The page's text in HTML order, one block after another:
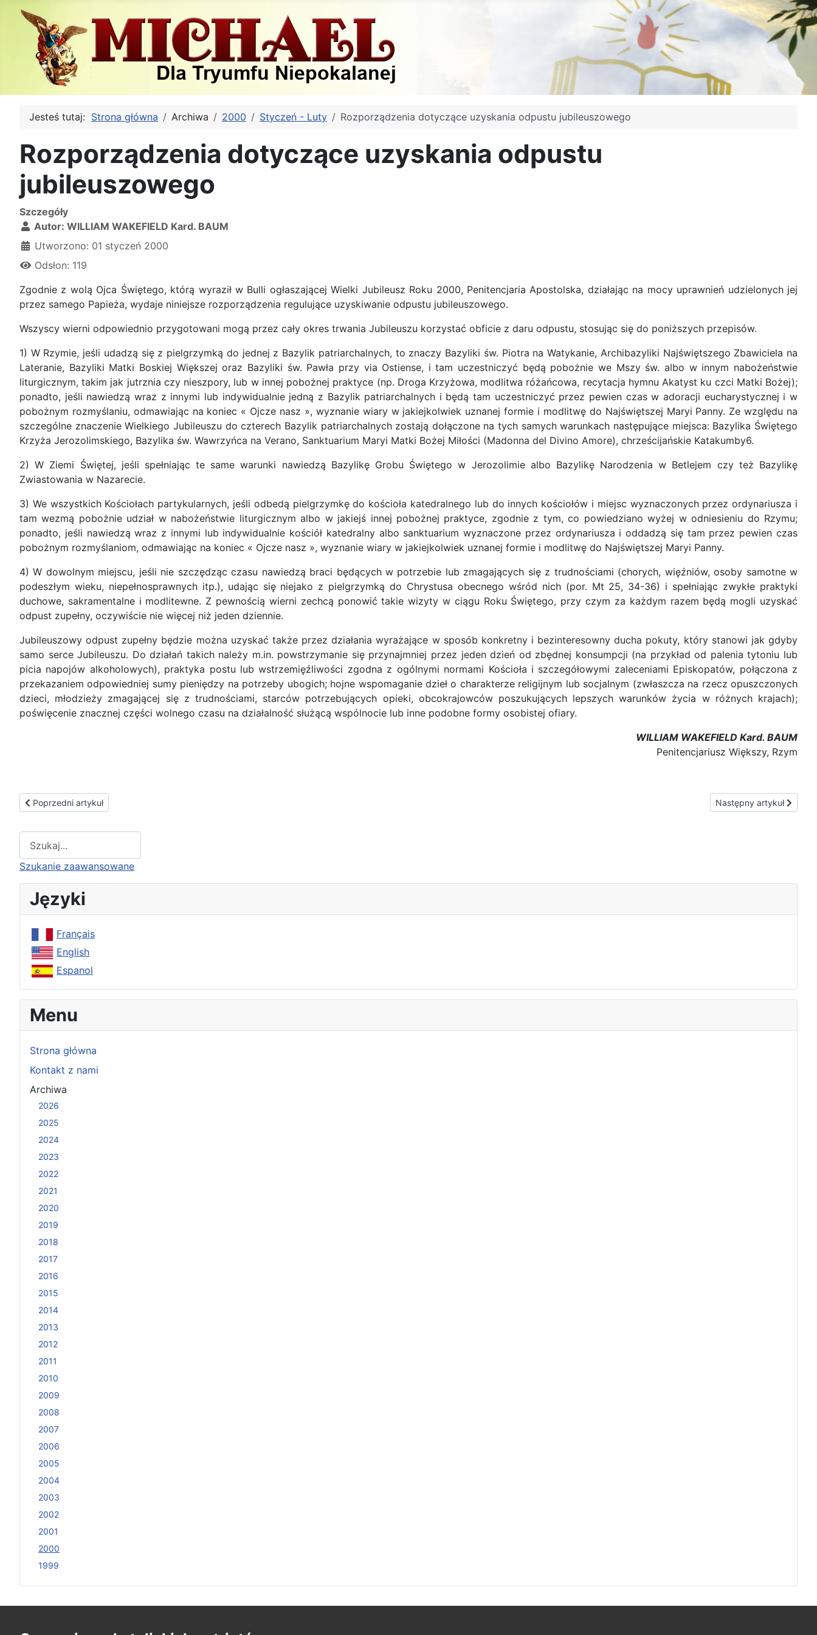
Jesteś tutaj: Strona główna Archiwa 2000 Styczeń - Luty Rozporządzenia dotyczące uzyskania odpustu jubileuszowego
Rozporządzenia dotyczące uzyskania odpustu
jubileuszowego
Szczegóły
Autor: WILLIAM WAKEFIELD Kard. BAUM
Utworzono: 01 styczeń 2000
Odsłon: 119
Zgodnie z wolą Ojca Świętego, którą wyraził w Bulli ogłaszającej Wielki Jubileusz Roku 2000, Penitencjaria Apostolska, działając na mocy uprawnień udzielonych jej
przez samego Papieża, wydaje niniejsze rozporządzenia regulujące uzyskiwanie odpustu jubileuszowego.
Wszyscy wierni odpowiednio przygotowani mogą przez cały okres trwania Jubileuszu korzystać obficie z daru odpustu, stosując się do poniższych przepisów.
1) W Rzymie, jeśli udadzą się z pielgrzymką do jednej z Bazylik patriarchalnych, to znaczy Bazyliki św. Piotra na Watykanie, Archibazyliki Najświętszego Zbawiciela na
Lateranie, Bazyliki Matki Boskiej Większej oraz Bazyliki św. Pawła przy via Ostiense, i tam uczestniczyć będą pobożnie we Mszy św. albo w innym nabożeństwie
liturgicznym, takim jak jutrznia czy nieszpory, lub w innej pobożnej praktyce (np. Droga Krzyżowa, modlitwa różańcowa, recytacja hymnu Akatyst ku czci Matki Bożej);
ponadto, jeśli nawiedzą wraz z innymi lub indywidualnie jedną z Bazylik patriarchalnych i będą tam uczestniczyć przez pewien czas w adoracji eucharystycznej i w
pobożnym rozmyślaniu, odmawiając na koniec « Ojcze nasz », wyznanie wiary w jakiejkolwiek uznanej formie i modlitwę do Najświętszej Maryi Panny. Ze względu na
szczególne znaczenie Wielkiego Jubileuszu do czterech Bazylik patriarchalnych zostają dołączone na tych samych warunkach następujące miejsca: Bazylika Świętego
Krzyża Jerozolimskiego, Bazylika św. Wawrzyńca na Verano, Sanktuarium Maryi Matki Bożej Miłości (Madonna del Divino Amore), chrześcijańskie Katakumby6.
2) W Ziemi Świętej, jeśli spełniając te same warunki nawiedzą Bazylikę Grobu Świętego w Jerozolimie albo Bazylikę Narodzenia w Betlejem czy też Bazylikę
Zwiastowania w Nazarecie.
3) We wszystkich Kościołach partykularnych, jeśli odbedą pielgrzymkę do kościoła katedralnego lub do innych kościołów i miejsc wyznaczonych przez ordynariusza i
tam wezmą pobożnie udział w nabożeństwie liturgicznym albo w jakiejś innej pobożnej praktyce, zgodnie z tym, co powiedziano wyżej w odniesieniu do Rzymu;
ponadto, jeśli nawiedzą wraz z innymi lub indywidualnie kościół katedralny albo sanktuarium wyznaczone przez ordynariusza i oddadzą się tam przez pewien czas
pobożnym rozmyślaniom, odmawiając na koniec « Ojcze nasz », wyznanie wiary w jakiejkolwiek uznanej formie i modlitwę do Najświętszej Maryi Panny.
4) W dowolnym miejscu, jeśli nie szczędząc czasu nawiedzą braci będących w potrzebie lub zmagających się z trudnościami (chorych, więźniów, osoby samotne w
podeszłym wieku, niepełnosprawnych itp.), udając się niejako z pielgrzymką do Chrystusa obecnego wśród nich (por. Mt 25, 34-36) i spełniając zwykłe praktyki
duchowe, sakramentalne i modlitewne. Z pewnością wierni zechcą ponowić takie wizyty w ciągu Roku Świętego, przy czym za każdym razem będą mogli uzyskać
odpust zupełny, oczywiście nie więcej niż jeden dziennie.
Jubileuszowy odpust zupełny będzie można uzyskać także przez działania wyrażające w sposób konkretny i bezinteresowny ducha pokuty, który stanowi jak gdyby
samo serce Jubileuszu. Do działań takich należy m.in. powstrzymanie się przynajmniej przez jeden dzień od zbędnej konsumpcji (na przykład od palenia tytoniu lub
picia napojów alkoholowych), praktyka postu lub wstrzemięźliwości zgodna z ogólnymi normami Kościoła i szczegółowymi zaleceniami Episkopatów, połączona z
przekazaniem odpowiedniej sumy pieniędzy na potrzeby ubogich; hojne wspomaganie dzieł o charakterze religijnym lub socjalnym (zwłaszcza na rzecz opuszczonych
dzieci, młodzieży zmagającej się z trudnościami, starców potrzebujących opieki, obcokrajowców poszukujących lepszych warunków życia w różnych krajach);
poświęcenie znacznej części wolnego czasu na działalność służącą wspólnocie lub inne podobne formy osobistej ofiary.
WILLIAM WAKEFIELD Kard. BAUM
Penitencjariusz Większy, Rzym
Poprzedni artykuł: Nie oddawajcie Waszej suwerennej władzy emitowania własnych pieniędzy
Poprzedni artykuł Następny artykuł:
Następny artykuł
Type 2 or more characters for results.
Szukanie zaawansowane
Języki
Français
English
Espanol
Menu
Strona główna
Kontakt z nami
Archiwa
2026
2025
2024
2023
2022
2021
2020
2019
2018
2017
2016
2015
2014
2013
2012
2011
2010
2009
2008
2007
2006
2005
2004
2003
2002
2001
2000
1999